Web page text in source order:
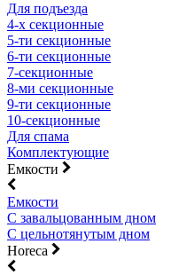
Для подъезда
4-х секционные
5-ти секционные
6-ти секционные
7-секционные
8-ми секционные
9-ти секционные
10-секционные
Для спама
Комплектующие
Емкости
Емкости
С завальцованным дном
С цельнотянутым дном
Horeca